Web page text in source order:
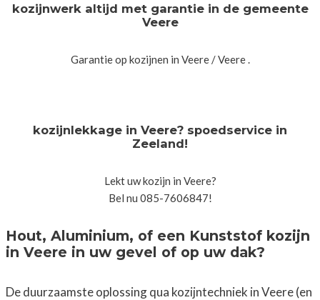
kozijnwerk altijd met garantie in de gemeente
Veere
Garantie op kozijnen in Veere / Veere .
kozijnlekkage in Veere? spoedservice in
Zeeland!
Lekt uw kozijn in Veere?
Bel nu 085-7606847!
Hout, Aluminium, of een Kunststof kozijn
in Veere in uw gevel of op uw dak?
De duurzaamste oplossing qua kozijntechniek in Veere (en